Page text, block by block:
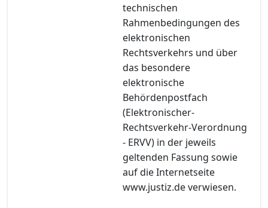
technischen
Rahmenbedingungen des
elektronischen
Rechtsverkehrs und über
das besondere
elektronische
Behördenpostfach
(Elektronischer-
Rechtsverkehr-Verordnung
- ERVV) in der jeweils
geltenden Fassung sowie
auf die Internetseite
www.justiz.de verwiesen.